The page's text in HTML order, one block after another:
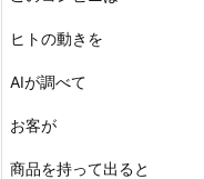
ヒトの動きを
AIが調べて
お客が
商品を持って出ると